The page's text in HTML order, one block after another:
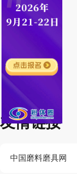
友情链接
中国磨料磨具网